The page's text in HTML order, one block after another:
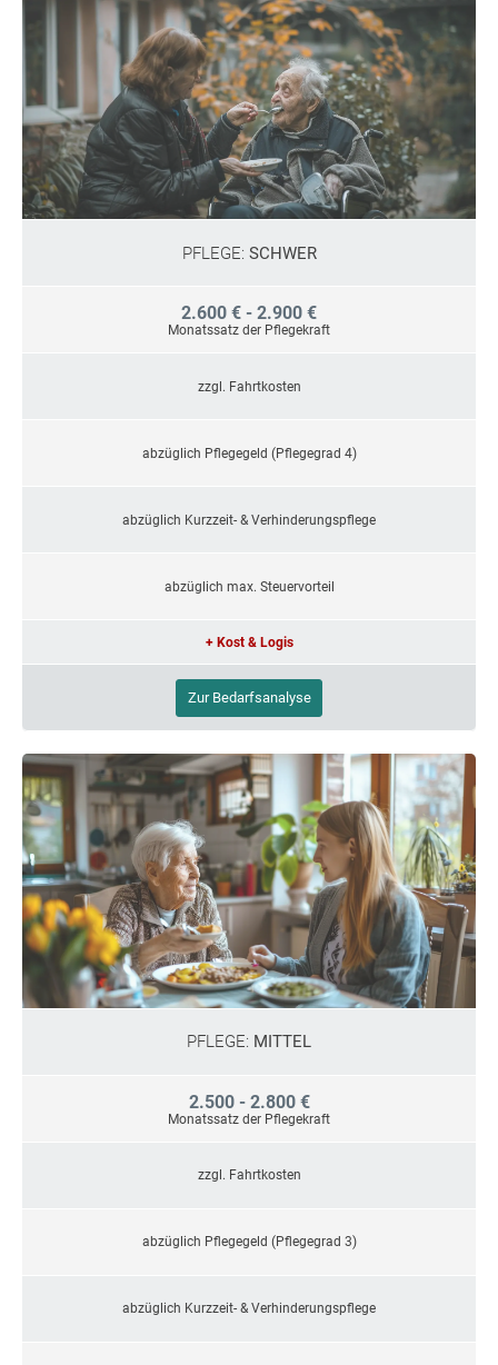
PFLEGE: SCHWER
2.600 € - 2.900 €
Monatssatz der Pflegekraft
zzgl. Fahrtkosten
abzüglich Pflegegeld (Pflegegrad 4)
abzüglich Kurzzeit- & Verhinderungspflege
abzüglich max. Steuervorteil
+ Kost & Logis
Zur Bedarfsanalyse
PFLEGE: MITTEL
2.500 - 2.800 €
Monatssatz der Pflegekraft
zzgl. Fahrtkosten
abzüglich Pflegegeld (Pflegegrad 3)
abzüglich Kurzzeit- & Verhinderungspflege